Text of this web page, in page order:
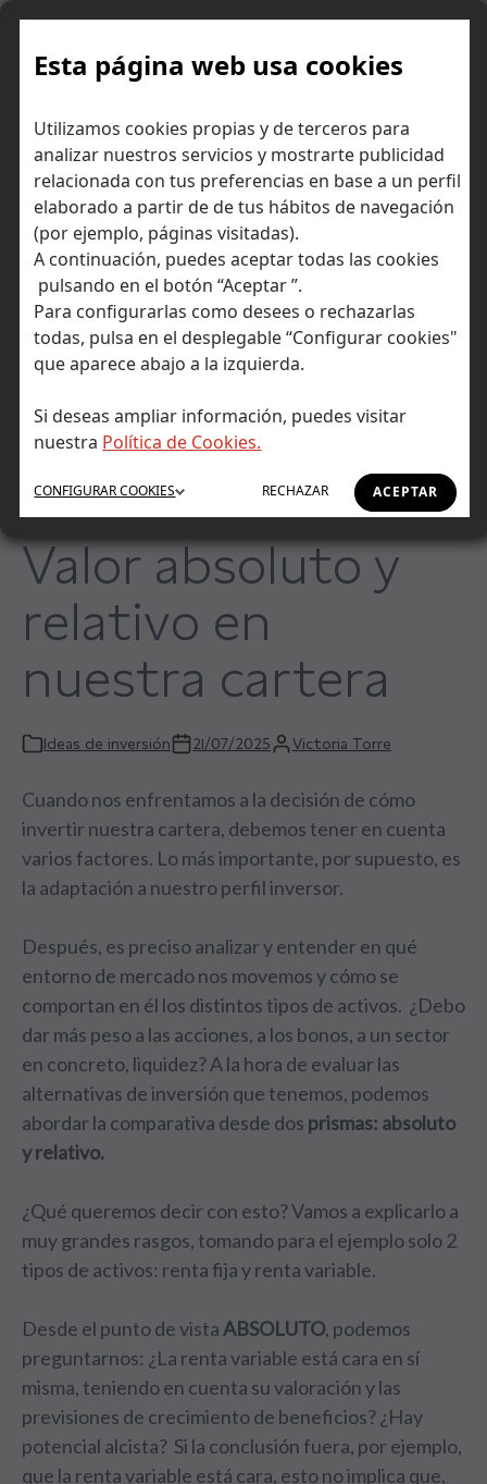
Esta página web usa cookies
Utilizamos cookies propias y de terceros para
analizar nuestros servicios y mostrarte publicidad
relacionada con tus preferencias en base a un perfil
elaborado a partir de de tus hábitos de navegación
(por ejemplo, páginas visitadas).
A continuación, puedes aceptar todas las cookies
pulsando en el botón “Aceptar ”.
Para configurarlas como desees o rechazarlas
todas, pulsa en el desplegable “Configurar cookies"
que aparece abajo a la izquierda.
Si deseas ampliar información, puedes visitar
nuestra Política de Cookies.
ACEPTAR
RECHAZAR
CONFIGURARCOOKIES
Skip
Inicio Consejos para invertir Ideas de inversión
absoluto y relativo en nuestra cartera
Valor absoluto y
relativo en
nuestra cartera
Ideas de inversión 21/07/2025 Victoria Torre
Cuando nos enfrentamos a la decisión de cómo
invertir nuestra cartera, debemos tener en cuenta
varios factores. Lo más importante, por supuesto, es
la adaptación a nuestro perfil inversor.
Después, es preciso analizar y entender en qué
entorno de mercado nos movemos y cómo se
comportan en él los distintos tipos de activos. ¿Debo
dar más peso a las acciones, a los bonos, a un sector
en concreto, liquidez? A la hora de evaluar las
alternativas de inversión que tenemos, podemos
abordar la comparativa desde dos prismas: absoluto
y relativo.
¿Qué queremos decir con esto? Vamos a explicarlo a
muy grandes rasgos, tomando para el ejemplo solo 2
tipos de activos: renta fija y renta variable.
Desde el punto de vistaABSOLUTO, podemos
preguntarnos: ¿La renta variable está cara en sí
misma, teniendo en cuenta su valoración y las
previsiones de crecimiento de beneficios? ¿Hay
potencial alcista? Si la conclusión fuera, por ejemplo,
que la renta variable está cara, esto no implica que,